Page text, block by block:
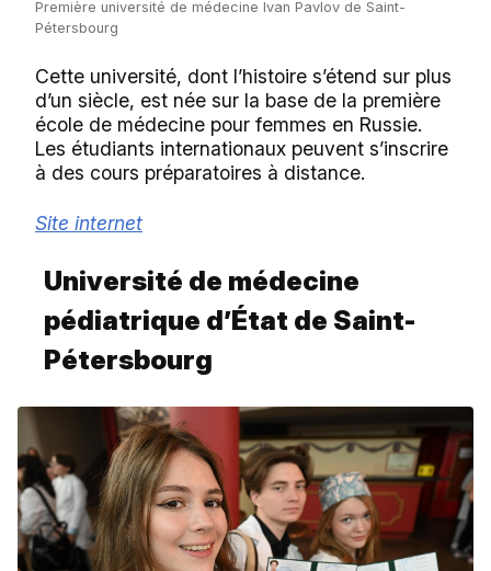
Première université de médecine Ivan Pavlov de Saint-
Pétersbourg
Cette université, dont l’histoire s’étend sur plus
d’un siècle, est née sur la base de la première
école de médecine pour femmes en Russie.
Les étudiants internationaux peuvent s’inscrire
à des cours préparatoires à distance.
Site internet
Université de médecine
pédiatrique d’État de Saint-
Pétersbourg